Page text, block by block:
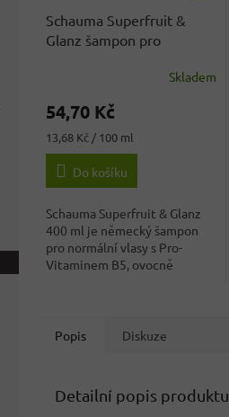
Schauma Superfruit &
Glanz šampon pro
Skladem
54,70 Kč
Měrná
cena:
13,68 Kč / 100 ml
Do košíku
Schauma Superfruit & Glanz
400 ml je německý šampon
pro normální vlasy s Pro-
Vitaminem B5, ovocně
Popis Diskuze
Detailní popis produktu